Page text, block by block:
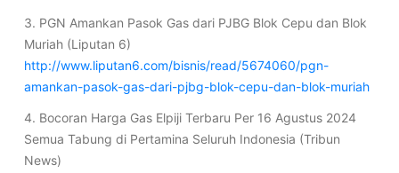
3. PGN Amankan Pasok Gas dari PJBG Blok Cepu dan Blok
Muriah (Liputan 6)
http://www.liputan6.com/bisnis/read/5674060/pgn-
amankan-pasok-gas-dari-pjbg-blok-cepu-dan-blok-muriah
4. Bocoran Harga Gas Elpiji Terbaru Per 16 Agustus 2024
Semua Tabung di Pertamina Seluruh Indonesia (Tribun
News)